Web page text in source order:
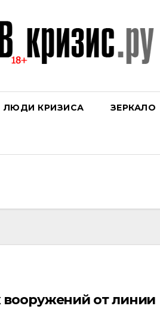
ЛЮДИ КРИЗИСА ЗЕРКАЛО
вооружений от линии